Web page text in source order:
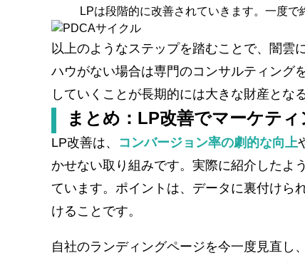
LPは段階的に改善されていきます。一度で
以上のようなステップを踏むことで、闇雲
ハウがない場合は専門のコンサルティング
していくことが長期的には大きな財産とな
まとめ：LP改善でマーケテ
LP改善は、 コンバージョン率の劇的な向上
かせない取り組みです。実際に紹介したよ
ています。ポイントは、データに裏付けら
けることです。
自社のランディングページを今一度見直し